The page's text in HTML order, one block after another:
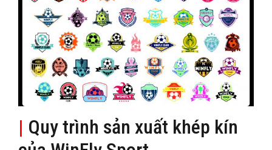
| Quy trình sản xuất khép kín